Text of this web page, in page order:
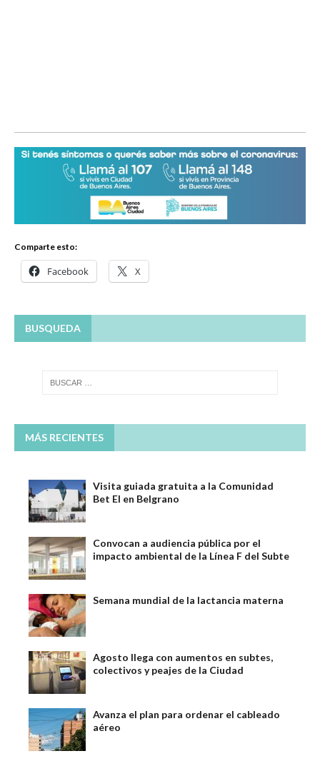
Comparte esto:
Facebook X
BUSQUEDA
MÁS RECIENTES
Visita guiada gratuita a la Comunidad
Bet El en Belgrano
Convocan a audiencia pública por el
impacto ambiental de la Línea F del Subte
Semana mundial de la lactancia materna
Agosto llega con aumentos en subtes,
colectivos y peajes de la Ciudad
Avanza el plan para ordenar el cableado
aéreo